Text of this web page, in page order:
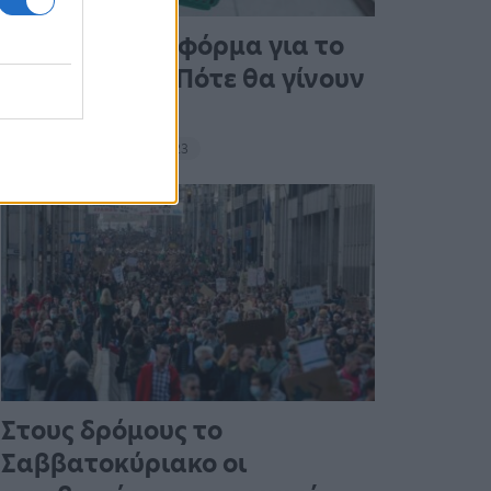
Άνοιξε η πλατφόρμα για το
Market Pass – Πότε θα γίνουν
οι πληρωμές
15:13 - 15 Σεπτεμβρίου 2023
Στους δρόμους το
Σαββατοκύριακο οι